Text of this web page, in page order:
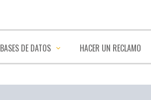
BASES DE DATOS HACER UN RECLAMO